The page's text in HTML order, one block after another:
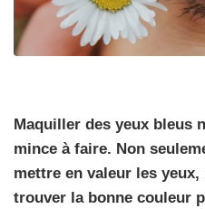
Maquiller des yeux bleus
mince à faire. Non
mettre en valeur les
trouver la bonne couleur